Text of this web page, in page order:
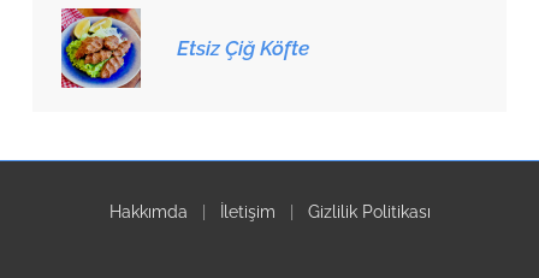
Etsiz Çiğ Köfte
Hakkımda İletişim Gizlilik Politikası